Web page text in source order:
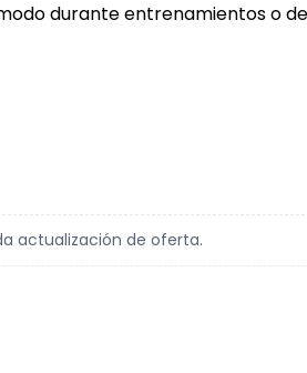
durante entrenamientos o
actualización de oferta.